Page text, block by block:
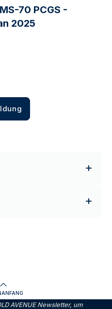
70 PCGS -
2025
AVENUE Newsletter, um